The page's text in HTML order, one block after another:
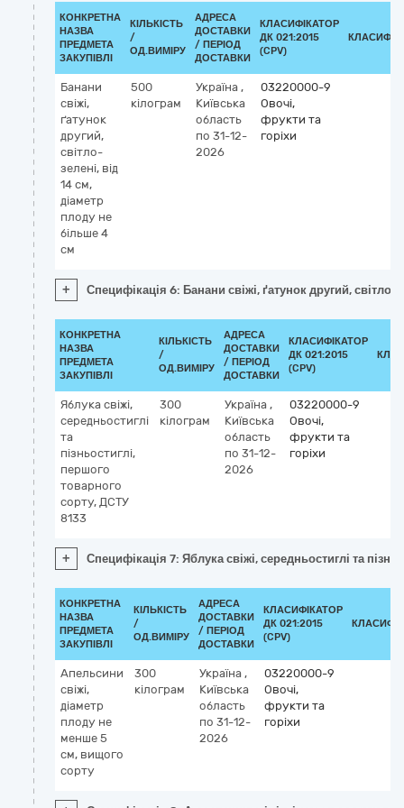
КОНКРЕТНА
НАЗВА
ПРЕДМЕТА
ЗАКУПІВЛІ
КІЛЬКІСТЬ
/
ОД.ВИМІРУ
АДРЕСА
ДОСТАВКИ
/ ПЕРІОД
ДОСТАВКИ
КЛАСИФІКАТОР
ДК 021:2015
(CPV)
Банани
свіжі,
ґатунок
другий,
світло-
зелені, від
14 см,
діаметр
плоду не
більше 4
см
500
кілограм
Україна ,
Київська
область
по 31-12-
2026
03220000-9
Овочі,
фрукти та
горіхи
+ Специфікація 6: Банани свіжі, ґатунок другий,
КОНКРЕТНА
НАЗВА
ПРЕДМЕТА
ЗАКУПІВЛІ
КІЛЬКІСТЬ
/
ОД.ВИМІРУ
АДРЕСА
ДОСТАВКИ
/ ПЕРІОД
ДОСТАВКИ
КЛАСИФІКАТОР
ДК 021:2015
(CPV)
Яблука свіжі,
середньостиглі
та
пізньостиглі,
першого
товарного
сорту, ДСТУ
8133
300
кілограм
Україна ,
Київська
область
по 31-12-
2026
03220000-9
Овочі,
фрукти та
горіхи
+ Специфікація 7: Яблука свіжі, середньостиглі та
КОНКРЕТНА
НАЗВА
ПРЕДМЕТА
ЗАКУПІВЛІ
КІЛЬКІСТЬ
/
ОД.ВИМІРУ
АДРЕСА
ДОСТАВКИ
/ ПЕРІОД
ДОСТАВКИ
КЛАСИФІКАТОР
ДК 021:2015
(CPV)
Апельсини
свіжі,
діаметр
плоду не
менше 5
см, вищого
сорту
300
кілограм
Україна ,
Київська
область
по 31-12-
2026
03220000-9
Овочі,
фрукти та
горіхи